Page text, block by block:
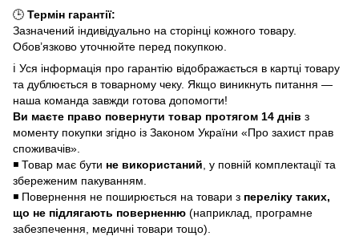
🕒 Термін гарантії:
Зазначений індивідуально на сторінці кожного товару.
Обов’язково уточнюйте перед покупкою.
ℹ️ Уся інформація про гарантію відображається в картці товару
та дублюється в товарному чеку. Якщо виникнуть питання —
наша команда завжди готова допомогти!
Ви маєте право повернути товар протягом 14 днів з
моменту покупки згідно із Законом України «Про захист прав
споживачів».
◾ Товар має бути не використаний , у повній комплектації та
збереженим пакуванням.
◾ Повернення не поширюється на товари з переліку таких,
що не підлягають поверненню (наприклад, програмне
забезпечення, медичні товари тощо).